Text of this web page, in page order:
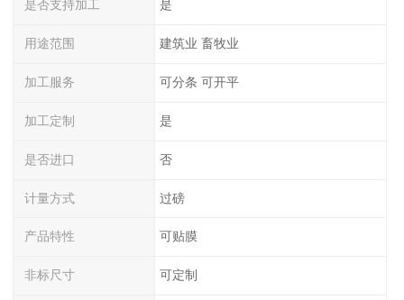
是否支持加工 是
用途范围 建筑业 畜牧业
加工服务 可分条 可开平
加工定制 是
是否进口 否
计量方式 过磅
产品特性 可贴膜
非标尺寸 可定制